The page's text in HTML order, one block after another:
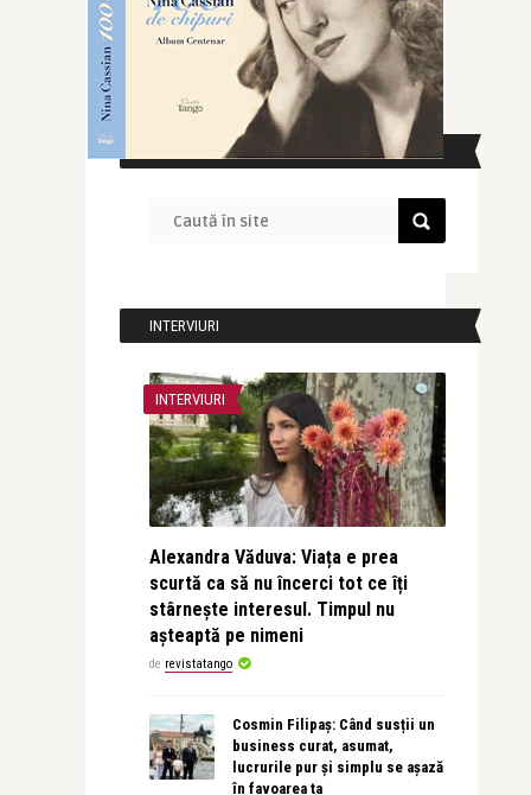
CAUTĂ ÎN SITE
INTERVIURI
INTERVIURI
Alexandra Văduva: Viața e prea
scurtă ca să nu încerci tot ce îți
stârnește interesul. Timpul nu
așteaptă pe nimeni
de revistatango
Cosmin Filipaș: Când susții un
business curat, asumat,
lucrurile pur și simplu se așază
în favoarea ta